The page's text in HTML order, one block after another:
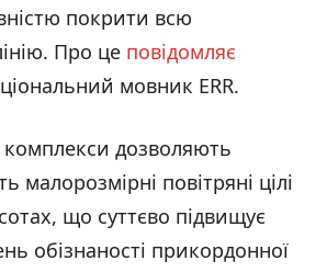
покрити всю
Про це повідомляє
мовник ERR.
комплекси дозволяють
малорозмірні повітряні цілі
що суттєво підвищує
обізнаності прикордонної